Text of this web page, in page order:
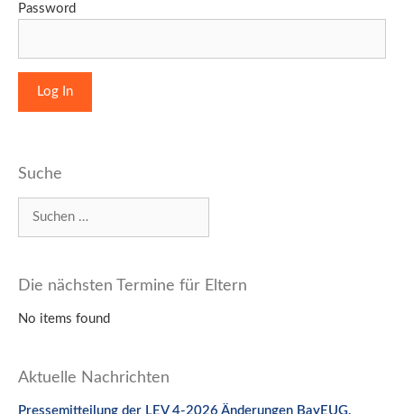
Password
Suche
nach:
Die nächsten Termine für Eltern
No items found
Aktuelle Nachrichten
Pressemitteilung der LEV 4-2026 Änderungen BayEUG,